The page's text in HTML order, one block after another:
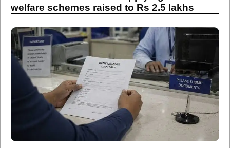
Nominee Or Legal Heir? Who Actually Gets
Your Bank Deposits And Investments After
Death?